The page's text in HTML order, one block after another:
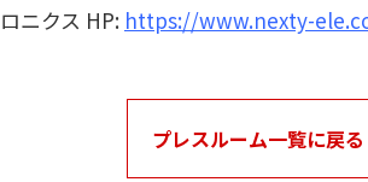
ニクス HP: https://www.nexty-
プレスルーム一覧に戻る